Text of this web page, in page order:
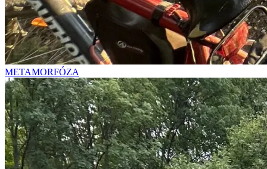
METAMORFÓZA